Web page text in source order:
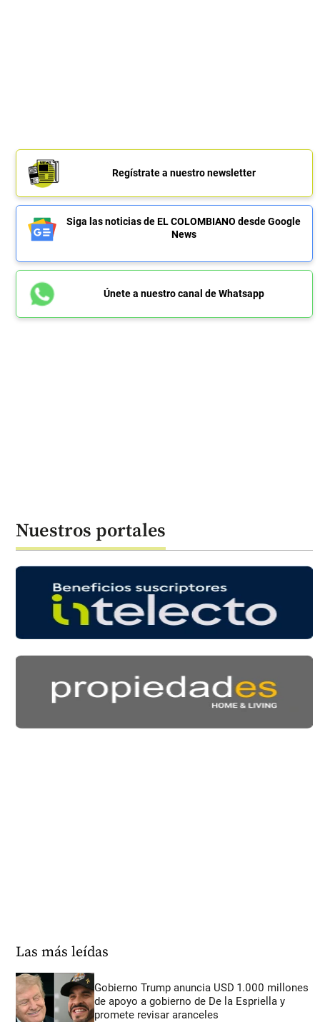
Regístrate a nuestro newsletter
Siga las noticias de EL COLOMBIANO desde Google
News
Únete a nuestro canal de Whatsapp
Nuestros portales
Las más leídas
Gobierno Trump anuncia USD 1.000 millones
de apoyo a gobierno de De la Espriella y
promete revisar aranceles